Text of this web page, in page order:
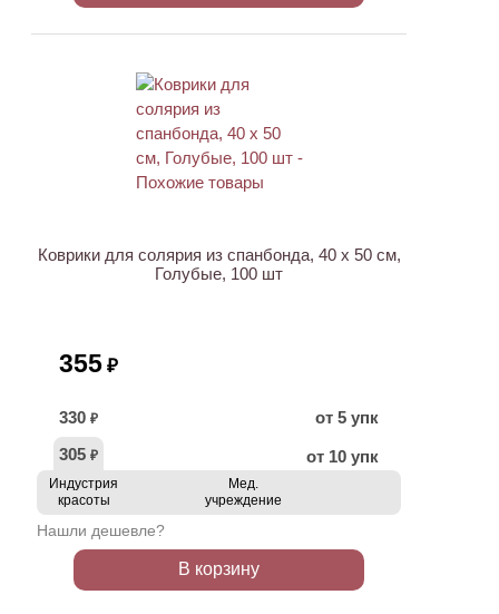
Коврики для солярия из спанбонда, 40 х 50 см,
Голубые, 100 шт
355 ₽
330 ₽
от 5 упк
305 ₽ от 10 упк
Индустрия
красоты
Мед.
учреждение
Нашли дешевле?
В корзину